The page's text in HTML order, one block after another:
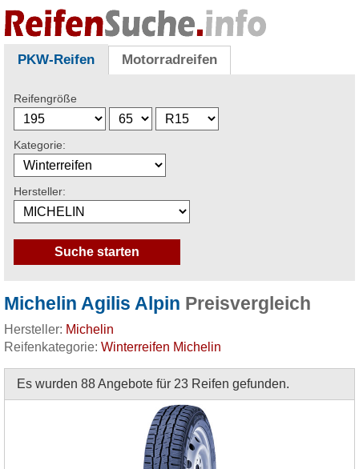
PKW-Reifen Motorradreifen
Reifengröße
Kategorie:
Hersteller:
Michelin Agilis Alpin Preisvergleich
Hersteller: Michelin
Reifenkategorie: Winterreifen Michelin
Es wurden 88 Angebote für 23 Reifen gefunden.